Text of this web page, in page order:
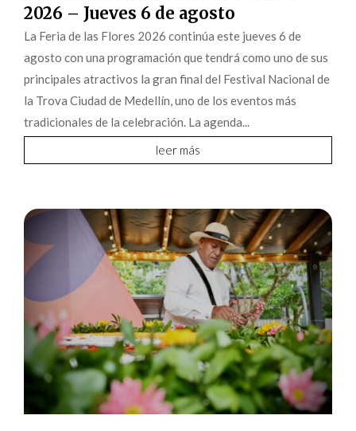
2026 – Jueves 6 de agosto
La Feria de las Flores 2026 continúa este jueves 6 de
agosto con una programación que tendrá como uno de sus
principales atractivos la gran final del Festival Nacional de
la Trova Ciudad de Medellín, uno de los eventos más
tradicionales de la celebración. La agenda...
leer más